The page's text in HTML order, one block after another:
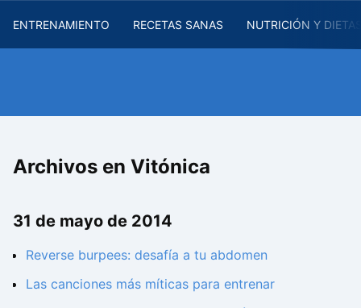
ENTRENAMIENTO RECETAS SANAS NUTRICIÓN Y
Archivos en Vitónica
31 de mayo de 2014
Reverse burpees: desafía a tu abdomen
Las canciones más míticas para entrenar